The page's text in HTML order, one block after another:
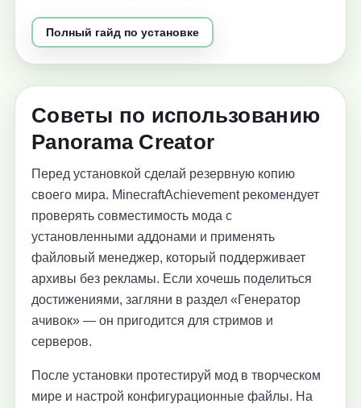
Полный гайд по установке
Советы по использованию
Panorama Creator
Перед установкой сделай резервную копию
своего мира. MinecraftAchievement рекомендует
проверять совместимость мода с
установленными аддонами и применять
файловый менеджер, который поддерживает
архивы без рекламы. Если хочешь поделиться
достижениями, загляни в раздел «Генератор
ачивок» — он пригодится для стримов и
серверов.
После установки протестируй мод в творческом
мире и настрой конфигурационные файлы. На